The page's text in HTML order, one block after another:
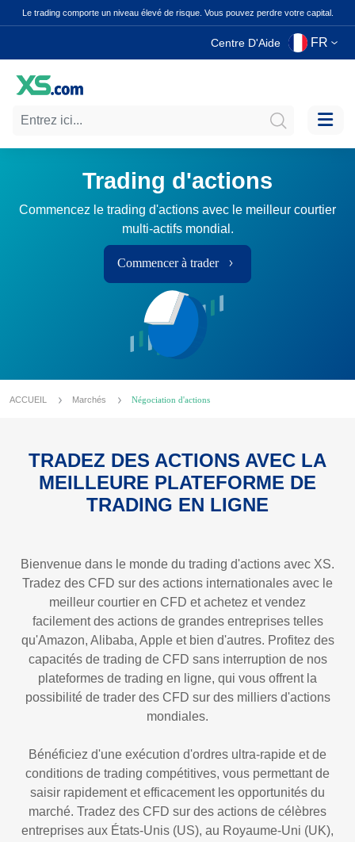
Le trading comporte un niveau élevé de risque. Vous pouvez perdre votre capital.
Centre D'Aide FR
Trading d'actions
Commencez le trading d'actions avec le meilleur courtier
multi-actifs mondial.
Commencer à trader
ACCUEIL Marchés Négociation d'actions
TRADEZ DES ACTIONS AVEC LA
MEILLEURE PLATEFORME DE
TRADING EN LIGNE
Bienvenue dans le monde du trading d'actions avec XS.
Tradez des CFD sur des actions internationales avec le
meilleur courtier en CFD et achetez et vendez
facilement des actions de grandes entreprises telles
qu'Amazon, Alibaba, Apple et bien d'autres. Profitez des
capacités de trading de CFD sans interruption de nos
plateformes de trading en ligne, qui vous offrent la
possibilité de trader des CFD sur des milliers d'actions
mondiales.
Bénéficiez d'une exécution d'ordres ultra-rapide et de
conditions de trading compétitives, vous permettant de
saisir rapidement et efficacement les opportunités du
marché. Tradez des CFD sur des actions de célèbres
entreprises aux États-Unis (US), au Royaume-Uni (UK),